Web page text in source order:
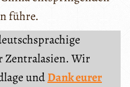
führe.
Zentralasien. Wir
undDank eurer